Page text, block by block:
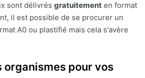
sont délivrés gratuitement en format
il est possible de se procurer un
A0 ou plastifié mais cela s'avère
organismes pour vos